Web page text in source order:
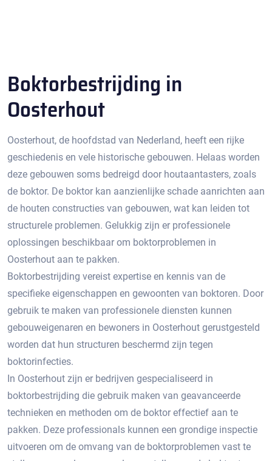
Boktorbestrijding in
Oosterhout
Oosterhout, de hoofdstad van Nederland, heeft een rijke
geschiedenis en vele historische gebouwen. Helaas worden
deze gebouwen soms bedreigd door houtaantasters, zoals
de boktor.​ De boktor kan aanzienlijke schade aanrichten aan
de houten constructies van gebouwen, wat kan leiden tot
structurele problemen.​ Gelukkig zijn er professionele
oplossingen beschikbaar om boktorproblemen in
Oosterhout aan te pakken.​
Boktorbestrijding vereist expertise en kennis van de
specifieke eigenschappen en gewoonten van boktoren.​ Door
gebruik te maken van professionele diensten kunnen
gebouweigenaren en bewoners in Oosterhout gerustgesteld
worden dat hun structuren beschermd zijn tegen
boktorinfecties.
In Oosterhout zijn er bedrijven gespecialiseerd in
boktorbestrijding die gebruik maken van geavanceerde
technieken en methoden om de boktor effectief aan te
pakken.​ Deze professionals kunnen een grondige inspectie
uitvoeren om de omvang van de boktorproblemen vast te